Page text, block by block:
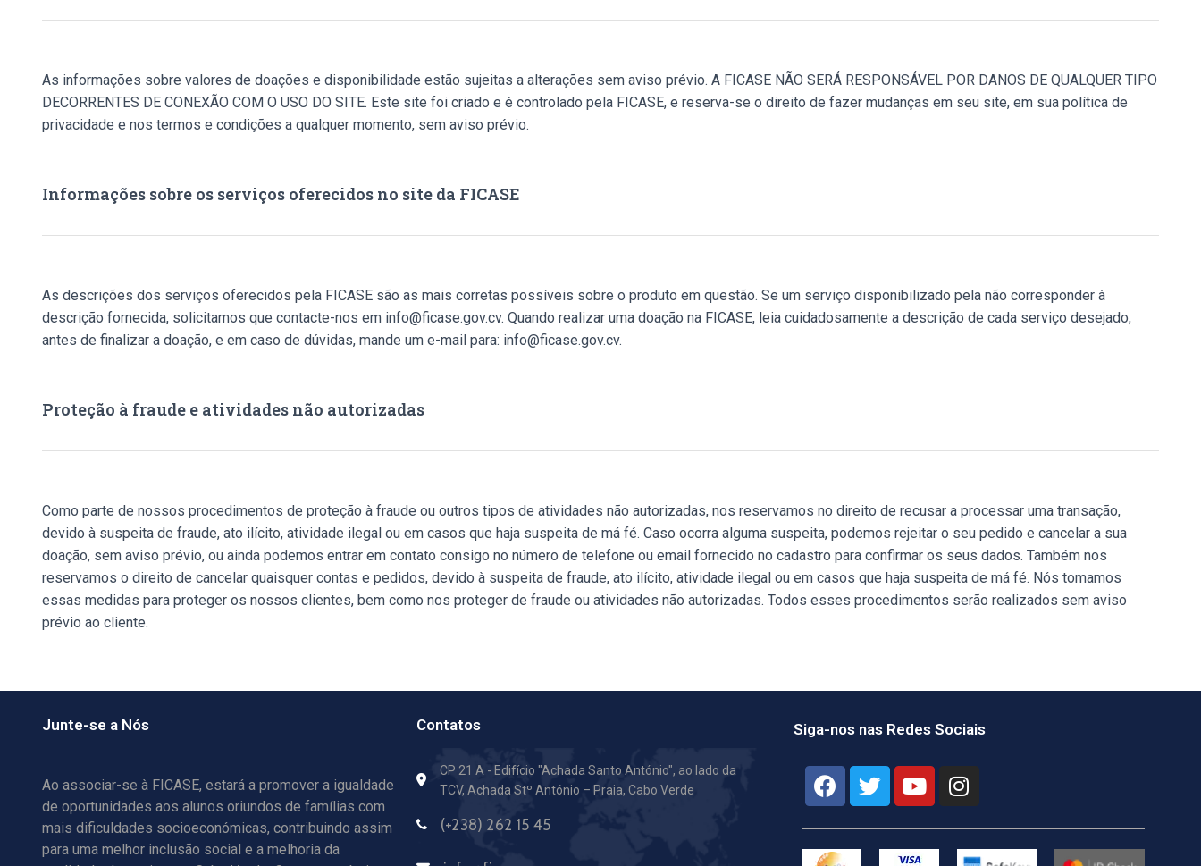
As informações sobre valores de doações e disponibilidade estão sujeitas a alterações sem aviso prévio. A FICASE NÃO SERÁ RESPONSÁVEL POR DANOS DE QUALQUER TIPO
DECORRENTES DE CONEXÃO COM O USO DO SITE. Este site foi criado e é controlado pela FICASE, e reserva-se o direito de fazer mudanças em seu site, em sua política de
privacidade e nos termos e condições a qualquer momento, sem aviso prévio.
Informações sobre os serviços oferecidos no site da FICASE
As descrições dos serviços oferecidos pela FICASE são as mais corretas possíveis sobre o produto em questão. Se um serviço disponibilizado pela não corresponder à
descrição fornecida, solicitamos que contacte-nos em info@ficase.gov.cv. Quando realizar uma doação na FICASE, leia cuidadosamente a descrição de cada serviço desejado,
antes de finalizar a doação, e em caso de dúvidas, mande um e-mail para: info@ficase.gov.cv.
Proteção à fraude e atividades não autorizadas
Como parte de nossos procedimentos de proteção à fraude ou outros tipos de atividades não autorizadas, nos reservamos no direito de recusar a processar uma transação,
devido à suspeita de fraude, ato ilícito, atividade ilegal ou em casos que haja suspeita de má fé. Caso ocorra alguma suspeita, podemos rejeitar o seu pedido e cancelar a sua
doação, sem aviso prévio, ou ainda podemos entrar em contato consigo no número de telefone ou email fornecido no cadastro para confirmar os seus dados. Também nos
reservamos o direito de cancelar quaisquer contas e pedidos, devido à suspeita de fraude, ato ilícito, atividade ilegal ou em casos que haja suspeita de má fé. Nós tomamos
essas medidas para proteger os nossos clientes, bem como nos proteger de fraude ou atividades não autorizadas. Todos esses procedimentos serão realizados sem aviso
prévio ao cliente.
Junte-se a Nós
Ao associar-se à FICASE, estará a promover a igualdade
de oportunidades aos alunos oriundos de famílias com
mais dificuldades socioeconómicas, contribuindo assim
para uma melhor inclusão social e a melhoria da
Contatos
CP 21 A - Edifício "Achada Santo António", ao lado da
TCV, Achada Stº António – Praia, Cabo Verde
(+238) 262 15 45
Siga-nos nas Redes Sociais